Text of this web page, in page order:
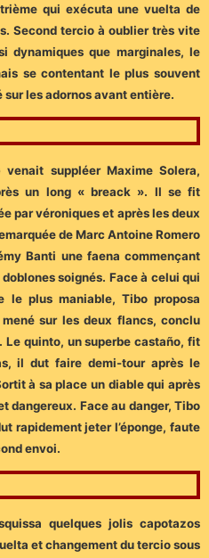
qui exécuta une vuelta de
Second tercio à oublier très vite
dynamiques que marginales, le
se contentant le plus souvent
sur les adornos avant entière.
suppléer Maxime Solera,
un long « breack ». Il se fit
par véroniques et après les deux
de Marc Antoine Romero
Banti une faena commençant
soignés. Face à celui qui
le plus maniable, Tibo proposa
sur les deux flancs, conclu
quinto, un superbe castaño, fit
il dut faire demi-tour après le
à sa place un diable qui après
dangereux. Face au danger, Tibo
rapidement jeter l’éponge, faute
envoi.
quelques jolis capotazos
et changement du tercio sous